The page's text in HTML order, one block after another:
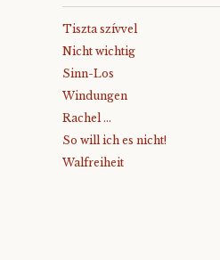
Tiszta szívvel
Nicht wichtig
Sinn-Los
Windungen
Rachel …
So will ich es nicht!
Walfreiheit